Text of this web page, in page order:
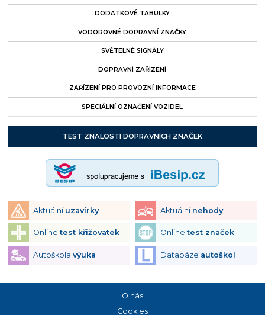
DODATKOVÉ TABULKY
VODOROVNÉ DOPRAVNÍ ZNAČKY
SVĚTELNÉ SIGNÁLY
DOPRAVNÍ ZAŘÍZENÍ
ZAŘÍZENÍ PRO PROVOZNÍ INFORMACE
SPECIÁLNÍ OZNAČENÍ VOZIDEL
TEST ZNALOSTI DOPRAVNÍCH ZNAČEK
Aktuální uzavírky Aktuální nehody
Onlinetest křižovatek Onlinetest značek
Autoškola výuka Databáze autoškol
O nás
Cookies